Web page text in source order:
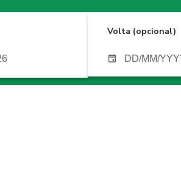
Volta (opcional)